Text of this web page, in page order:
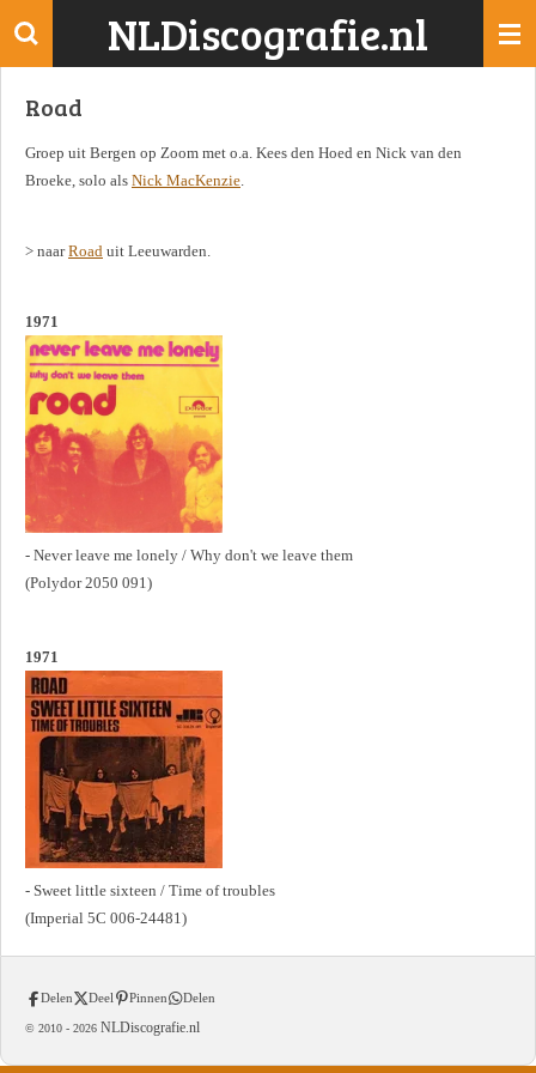
Ga
de
NLDiscografie.nl
Road
Groep uit Bergen op Zoom met o.a. Kees den Hoed en Nick van den
Broeke, solo als Nick MacKenzie.
> naarRoad uit Leeuwarden.
1971
- Never leave me lonely / Why don't we leave them
(Polydor 2050 091)
1971
- Sweet little sixteen / Time of troubles
(Imperial 5C 006-24481)
Delen Deel Pinnen Delen
© 2010 - 2026 NLDiscografie.nl